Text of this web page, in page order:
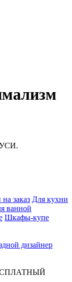
заказ Для кухни
ванной
Шкафы-купе
дизайнер